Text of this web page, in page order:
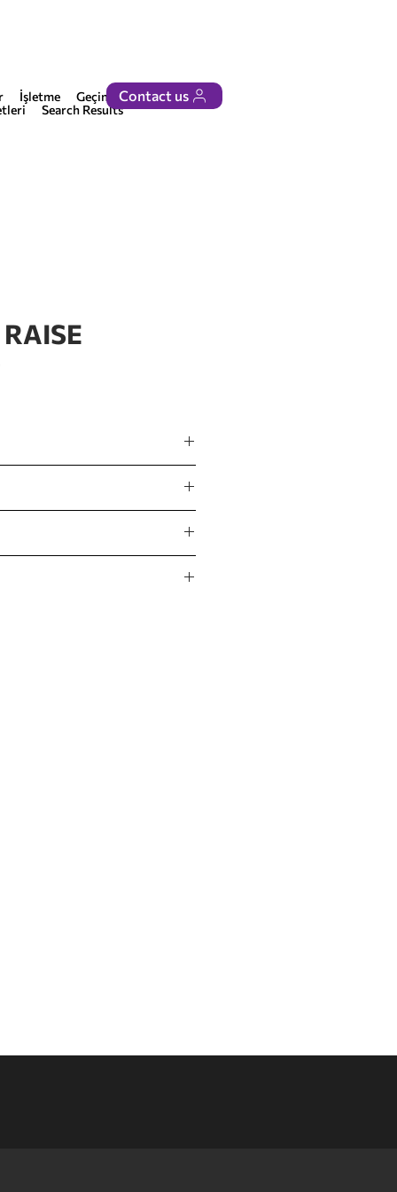
İşletme
Geçinmek
Search Results
Contact us
: 7.5lb